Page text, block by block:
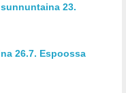
23.
26.7. Espoossa